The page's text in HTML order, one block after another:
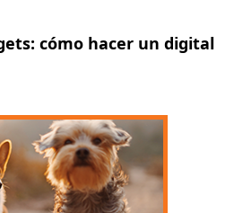
cómo hacer un digital